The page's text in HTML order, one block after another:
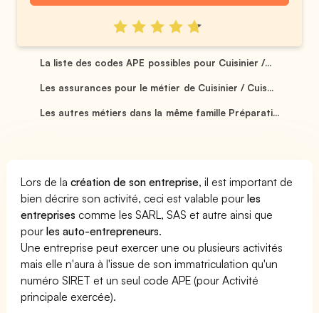
La liste des codes APE possibles pour Cuisinier /...
Les assurances pour le métier de Cuisinier / Cuis...
Les autres métiers dans la même famille Préparati...
Lors de lacréation de son entreprise, il est important de
bien décrire son activité, ceci est valable pourles
entreprises comme les SARL, SAS et autre ainsi que
pourles auto-entrepreneurs.
Une entreprise peut exercer une ou plusieurs activités
mais elle n'aura à l'issue de son immatriculation qu'un
numéro SIRET et un seul code APE (pour Activité
principale exercée).